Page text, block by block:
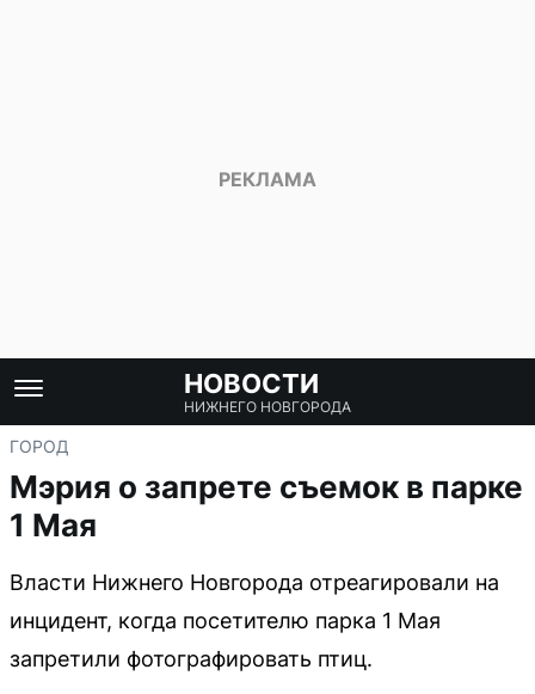
НОВОСТИ
НИЖНЕГО НОВГОРОДА
ГОРОД
Мэрия о запрете съемок в парке
1 Мая
Власти Нижнего Новгорода отреагировали на
инцидент, когда посетителю парка 1 Мая
запретили фотографировать птиц.